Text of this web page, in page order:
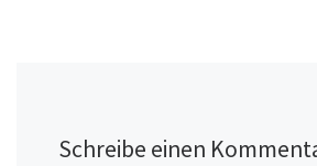
Schreibe einen